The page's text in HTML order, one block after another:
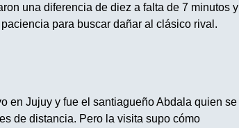
una diferencia de diez a falta de 7 minutos y
para buscar dañar al clásico rival.
en Jujuy y fue el santiagueño Abdala quien se
de distancia. Pero la visita supo cómo